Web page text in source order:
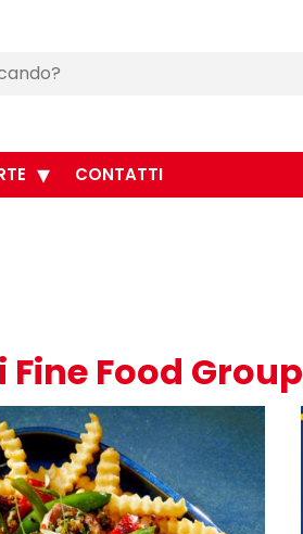
CONTATTI
Food Group